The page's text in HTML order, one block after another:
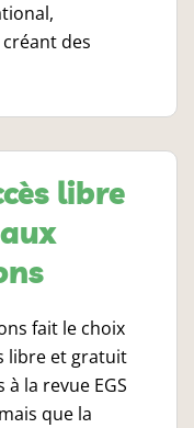
des
libre
fait le choix
libre et gratuit
la revue EGS
que la